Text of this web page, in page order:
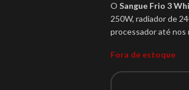
O Sangue Frio 3
250W, radiador de
processador até nos
Fora de estoque